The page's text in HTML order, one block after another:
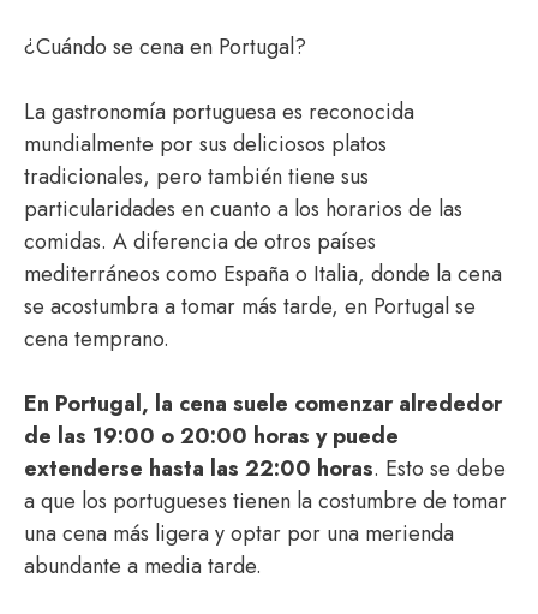
¿Cuándo se cena en Portugal?
La gastronomía portuguesa es reconocida
mundialmente por sus deliciosos platos
tradicionales, pero también tiene sus
particularidades en cuanto a los horarios de las
comidas. A diferencia de otros países
mediterráneos como España o Italia, donde la cena
se acostumbra a tomar más tarde, en Portugal se
cena temprano.
En Portugal, la cena suele comenzar alrededor
de las 19:00 o 20:00 horas y puede
extenderse hasta las 22:00 horas. Esto se debe
a que los portugueses tienen la costumbre de tomar
una cena más ligera y optar por una merienda
abundante a media tarde.